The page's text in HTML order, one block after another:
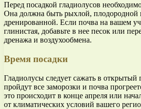
Перед посадкой гладиолусов
Она должна быть рыхлой, плодородной
дренированной. Если почва на вашем
глинистая, добавьте в нее песок или
дренажа и воздухообмена.
Время посадки
Гладиолусы следует сажать в открытый
пройдут все заморозки и почва
это происходит в конце апреля или
от климатических условий вашего